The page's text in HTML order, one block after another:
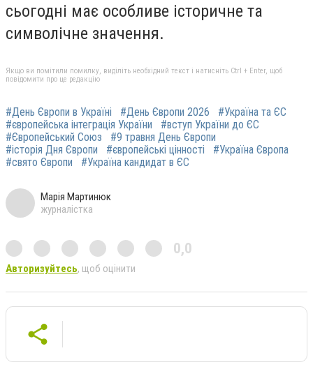
сьогодні має особливе історичне та
символічне значення.
Якщо ви помітили помилку, виділіть необхідний текст і натисніть Ctrl + Enter, щоб
повідомити про це редакцію
#День Європи в Україні #День Європи 2026
#Україна та ЄС
#європейська інтеграція України
#вступ України до ЄС
#Європейський Союз
#9 травня День Європи
#історія Дня Європи
#європейські цінності
#Україна Європа
#свято Європи
#Україна кандидат в ЄС
Марія Мартинюк
журналістка
0,0
Авторизуйтесь, щоб оцінити